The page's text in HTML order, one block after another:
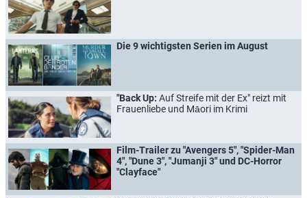
Die 9 wichtigsten Serien im August
"Back Up: Auf Streife mit der Ex" reizt mit
Frauenliebe und Māori im Krimi
Film-Trailer zu "Avengers 5", "Spider-Man
4", "Dune 3", "Jumanji 3" und DC-Horror
"Clayface"